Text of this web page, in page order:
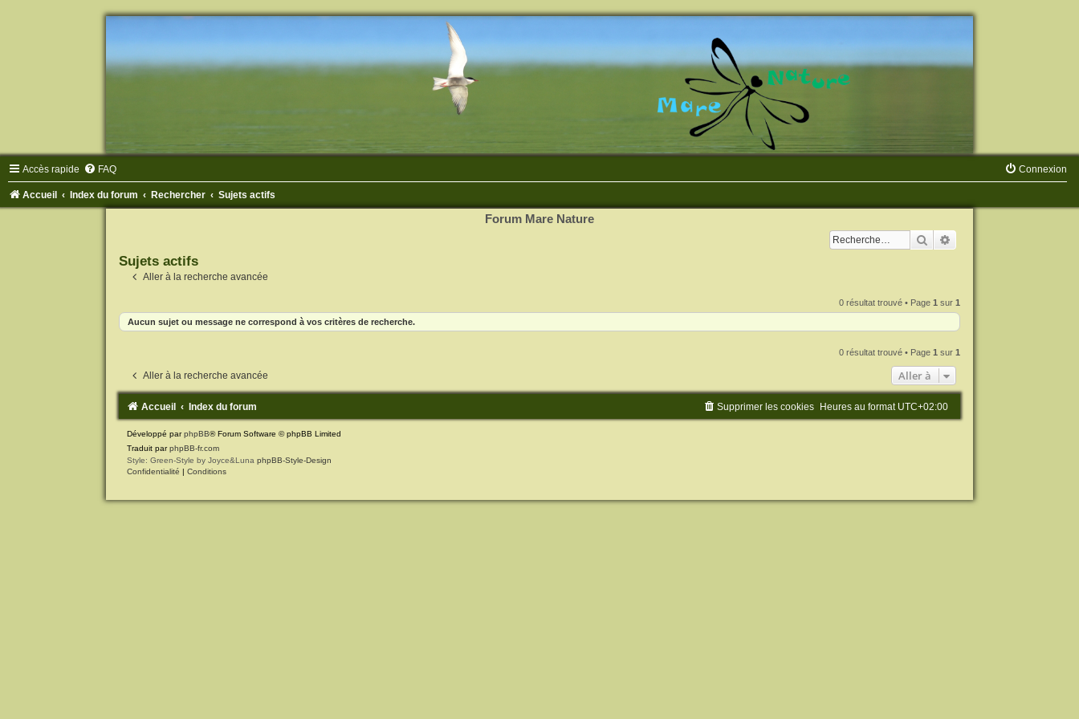
Accès rapide FAQ Connexion
Accueil Index du forum Rechercher Sujets actifs
Forum Mare Nature
Rechercher
Sujets actifs
Aller à la recherche avancée
0 résultat trouvé • Page1 sur1
Aucun sujet ou message ne correspond à vos critères de recherche.
0 résultat trouvé • Page1 sur1
Aller à la recherche avancée Aller à
Accueil Index du forum Heures au format UTC+02:00
Supprimer les cookies
Développé parphpBB® Forum Software © phpBB Limited
Traduit parphpBB-fr.com
Style: Green-Style by Joyce&Luna phpBB-Style-Design
Confidentialité | Conditions